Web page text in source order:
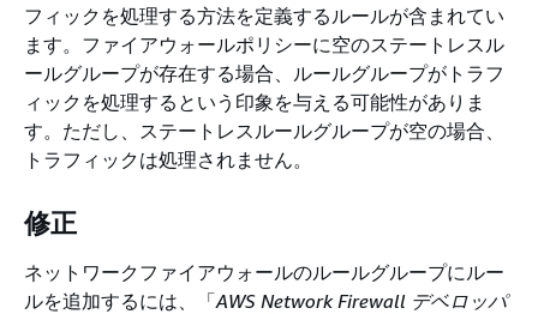
フィックを処理する方法を定義するルールが含まれてい
ます。ファイアウォールポリシーに空のステートレスル
ールグループが存在する場合、ルールグループがトラフ
ィックを処理するという印象を与える可能性がありま
す。ただし、ステートレスルールグループが空の場合、
トラフィックは処理されません。
修正
ネットワークファイアウォールのルールグループにルー
ルを追加するには、「AWS Network Firewall デベロッパ